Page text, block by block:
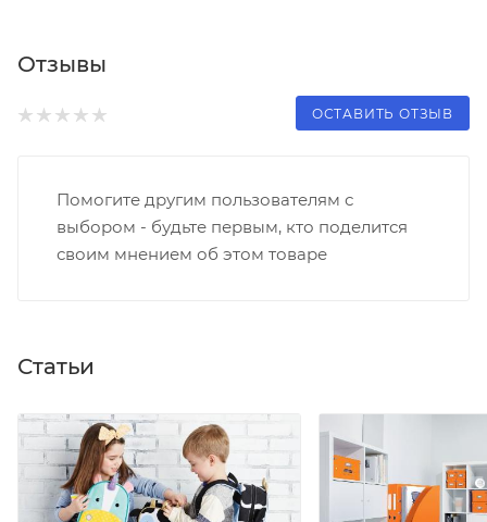
Отзывы
ОСТАВИТЬ ОТЗЫВ
Помогите другим пользователям с
выбором - будьте первым, кто поделится
своим мнением об этом товаре
Статьи